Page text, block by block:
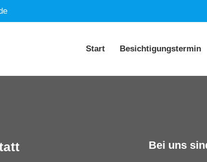
Start Besichtigungstermin
Bei uns